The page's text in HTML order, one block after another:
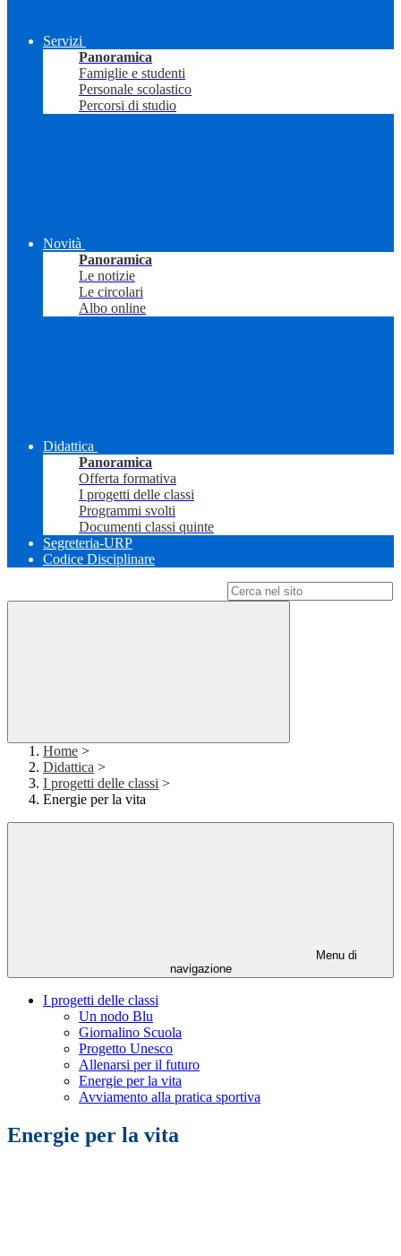
Servizi
Panoramica
Famiglie e studenti
Personale scolastico
Percorsi di studio
Novità
Panoramica
Le notizie
Le circolari
Albo online
Didattica
Panoramica
Offerta formativa
I progetti delle classi
Programmi svolti
Documenti classi quinte
Segreteria-URP
Codice Disciplinare
Home >
Didattica >
I progetti delle classi >
Energie per la vita
Menu di
navigazione
I progetti delle classi
Un nodo Blu
Giornalino Scuola
Progetto Unesco
Allenarsi per il futuro
Energie per la vita
Avviamento alla pratica sportiva
Energie per la vita